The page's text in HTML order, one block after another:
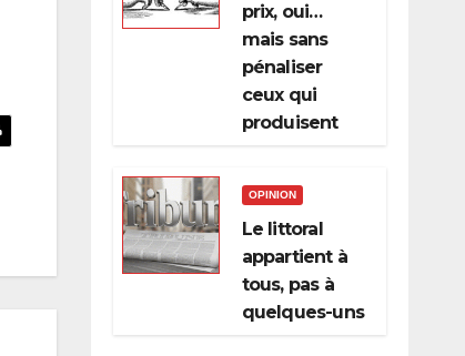
prix, oui…
mais sans
pénaliser
ceux qui
produisent
OPINION
Le littoral
appartient à
tous, pas à
quelques-uns